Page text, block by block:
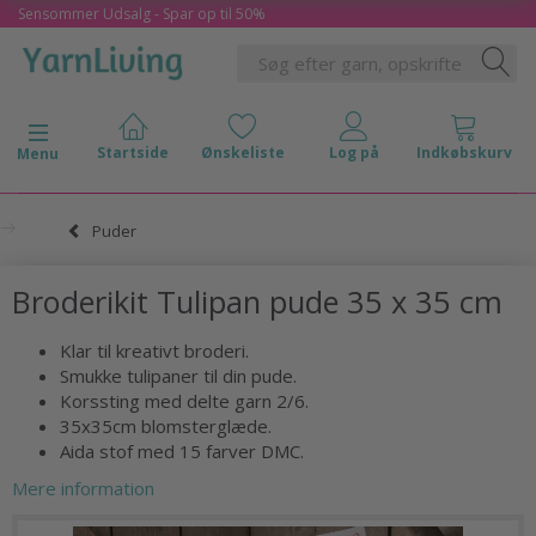
Sensommer Udsalg - Spar op til 50%
Skifte navigation
Menu
Puder
Broderikit Tulipan pude 35 x 35 cm
Klar til kreativt broderi.
Smukke tulipaner til din pude.
Korssting med delte garn 2/6.
35x35cm blomsterglæde.
Aida stof med 15 farver DMC.
Mere information